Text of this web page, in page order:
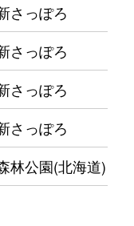
さっぽろ
さっぽろ
さっぽろ
さっぽろ
林公園(北海道)